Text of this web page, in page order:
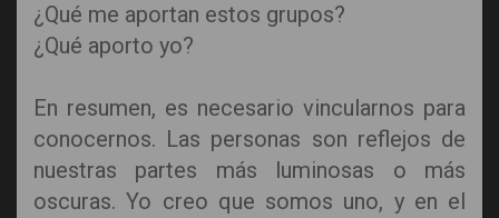
¿Qué me aportan estos grupos?
¿Qué aporto yo?
En resumen, es necesario vincularnos para
conocernos. Las personas son reflejos de
nuestras partes más luminosas o más
oscuras. Yo creo que somos uno, y en el